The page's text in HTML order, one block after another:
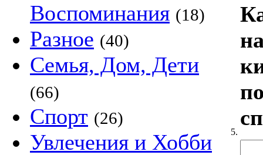
Воспоминания (18)
Разное (40)
Семья, Дом, Дети
(66)
Спорт (26)
Увлечения и Хобби 5.